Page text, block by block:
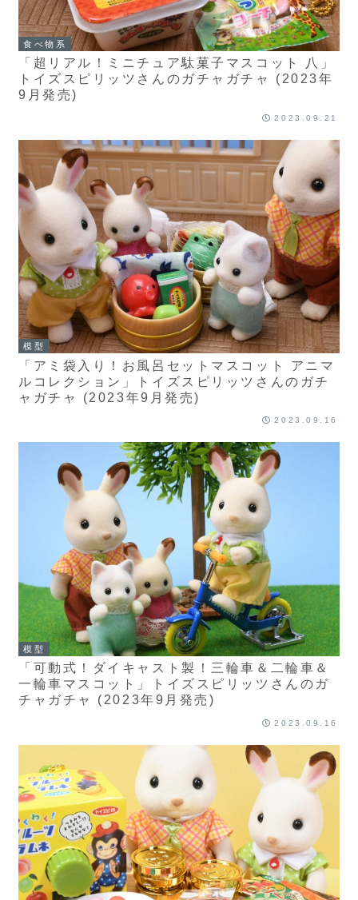
食べ物系
「超リアル！ミニチュア駄菓子マスコット 八」
トイズスピリッツさんのガチャガチャ (2023年
9月発売)
2023.09.21
模型
「アミ袋入り！お風呂セットマスコット アニマ
ルコレクション」トイズスピリッツさんのガチ
ャガチャ (2023年9月発売)
2023.09.16
模型
「可動式！ダイキャスト製！三輪車＆二輪車＆
一輪車マスコット」トイズスピリッツさんのガ
チャガチャ (2023年9月発売)
2023.09.16